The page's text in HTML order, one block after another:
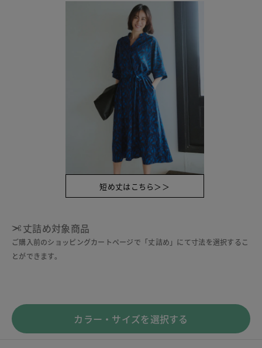
短め丈はこちら＞＞
丈詰め対象商品
ご購入前のショッピングカートページで「丈詰め」にて寸法を選択するこ
とができます。
カラー・サイズを選択する